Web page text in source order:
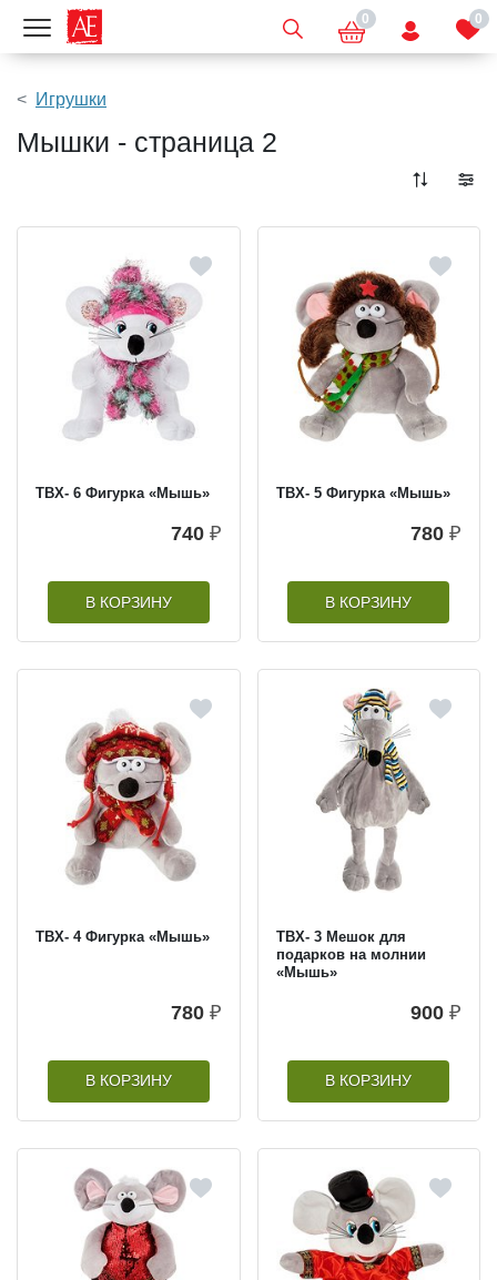
Показать меню 0 0
Игрушки
Мышки - страница 2
TBX- 6 Фигурка «Мышь»
740 ₽
В КОРЗИНУ
TBX- 5 Фигурка «Мышь»
780 ₽
В КОРЗИНУ
TBX- 4 Фигурка «Мышь»
780 ₽
В КОРЗИНУ
TBX- 3 Мешок для
подарков на молнии
«Мышь»
900 ₽
В КОРЗИНУ